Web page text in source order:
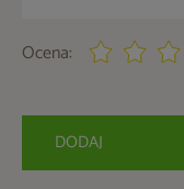
Ocena:
DODAJ